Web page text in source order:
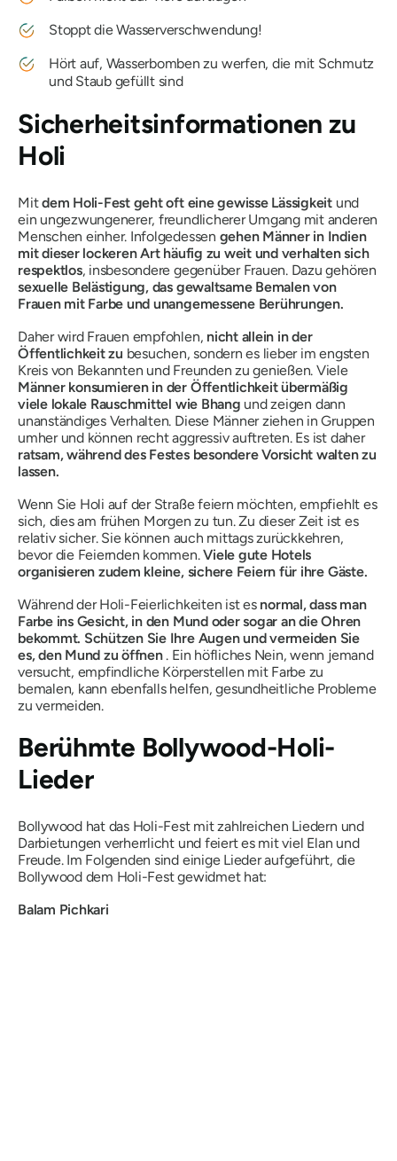
Stoppt die Wasserverschwendung!
Hört auf, Wasserbomben zu werfen, die mit Schmutz
und Staub gefüllt sind
Sicherheitsinformationen zu
Holi
Mitdem Holi-Fest geht oft eine gewisse Lässigkeit und
ein ungezwungenerer, freundlicherer Umgang mit anderen
Menschen einher. Infolgedessen gehen Männer in Indien
mit dieser lockeren Art häufig zu weit und verhalten sich
respektlos, insbesondere gegenüber Frauen. Dazu gehören
sexuelle Belästigung, das gewaltsame Bemalen von
Frauen mit Farbe und unangemessene Berührungen.
Daher wird Frauen empfohlen, nicht allein in der
Öffentlichkeit zu besuchen, sondern es lieber im engsten
Kreis von Bekannten und Freunden zu genießen. Viele
Männer konsumieren in der Öffentlichkeit übermäßig
viele lokale Rauschmittel wie Bhang und zeigen dann
unanständiges Verhalten. Diese Männer ziehen in Gruppen
umher und können recht aggressiv auftreten. Es ist daher
ratsam, während des Festes besondere Vorsicht walten zu
lassen.
Wenn Sie Holi auf der Straße feiern möchten, empfiehlt es
sich, dies am frühen Morgen zu tun. Zu dieser Zeit ist es
relativ sicher. Sie können auch mittags zurückkehren,
bevor die Feiernden kommen.Viele gute Hotels
organisieren zudem kleine, sichere Feiern für ihre Gäste.
Während der Holi-Feierlichkeiten ist es normal, dass man
Farbe ins Gesicht, in den Mund oder sogar an die Ohren
bekommt. Schützen Sie Ihre Augen und vermeiden Sie
es, den Mund zu öffnen. Ein höfliches Nein, wenn jemand
versucht, empfindliche Körperstellen mit Farbe zu
bemalen, kann ebenfalls helfen, gesundheitliche Probleme
zu vermeiden.
Berühmte Bollywood-Holi-
Lieder
Bollywood hat das Holi-Fest mit zahlreichen Liedern und
Darbietungen verherrlicht und feiert es mit viel Elan und
Freude. Im Folgenden sind einige Lieder aufgeführt, die
Bollywood dem Holi-Fest gewidmet hat:
Balam Pichkari